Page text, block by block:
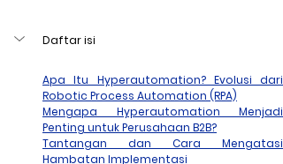
Daftar isi
Apa Itu Hyperautomation? Evolusi dari
Robotic Process Automation (RPA)
Mengapa Hyperautomation Menjadi
Penting untuk Perusahaan B2B?
Tantangan dan Cara Mengatasi
Hambatan Implementasi